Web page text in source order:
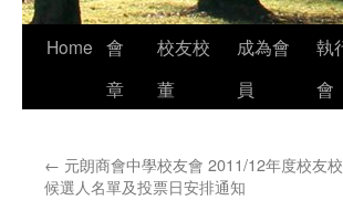
Skip
Home 會
章
校友校
董
成為會
員
執
會
← 元朗商會中學校友會 2011/12年度校友
候選人名單及投票日安排通知